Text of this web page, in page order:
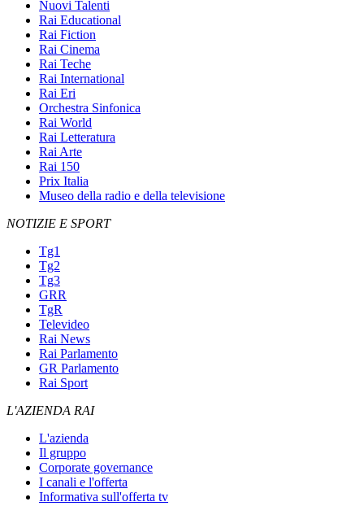
Nuovi Talenti
Rai Educational
Rai Fiction
Rai Cinema
Rai Teche
Rai International
Rai Eri
Orchestra Sinfonica
Rai World
Rai Letteratura
Rai Arte
Rai 150
Prix Italia
Museo della radio e della televisione
NOTIZIE E SPORT
Tg1
Tg2
Tg3
GRR
TgR
Televideo
Rai News
Rai Parlamento
GR Parlamento
Rai Sport
L'AZIENDA RAI
L'azienda
Il gruppo
Corporate governance
I canali e l'offerta
Informativa sull'offerta tv